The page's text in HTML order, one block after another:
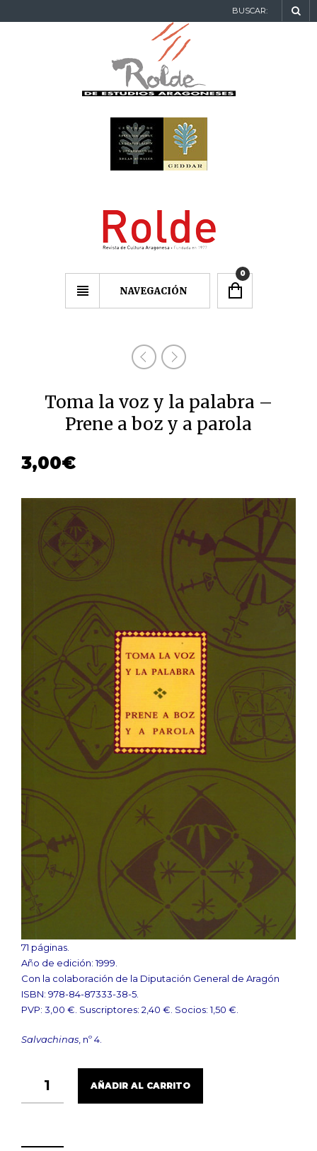
BUSCAR:
NAVEGACIÓN
0
Toma la voz y la palabra –
Prene a boz y a parola
3,00€
71 páginas.
Año de edición: 1999.
Con la colaboración de la Diputación General de Aragón
ISBN: 978-84-87333-38-5.
PVP: 3,00 €. Suscriptores: 2,40 €. Socios: 1,50 €.
Salvachinas , nº 4.
VOZ
AÑADIR AL CARRITO